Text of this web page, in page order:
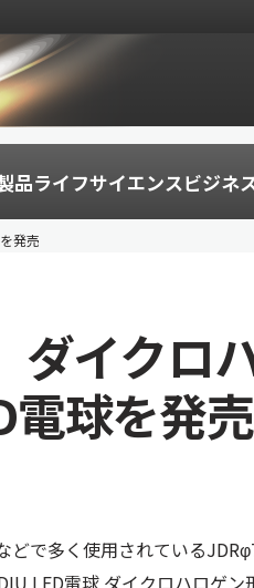
品ライフサイエンスビジネ
発売
ダイクロ
球を発売
で多く使用されている
LED電球 ダイクロハロゲ